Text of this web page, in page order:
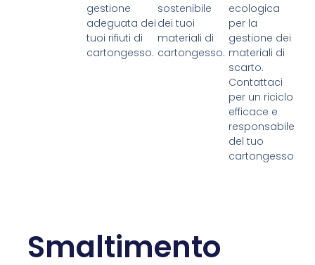
gestione
adeguata dei
tuoi rifiuti di
cartongesso.
sostenibile
dei tuoi
materiali di
cartongesso.
ecologica
per la
gestione dei
materiali di
scarto.
Contattaci
per un riciclo
efficace e
responsabile
del tuo
cartongesso
Smaltimento